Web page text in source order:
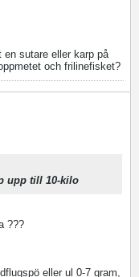
en sutare eller karp på
och frilinefisket?
upp till 10-kilo
???
eller ul 0-7 gram,